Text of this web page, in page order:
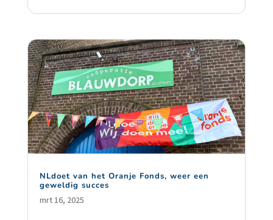
NLdoet van het Oranje Fonds, weer een
geweldig succes
mrt 16, 2025